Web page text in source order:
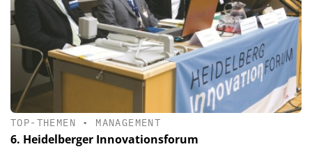
TOP-THEMEN • MANAGEMENT
6. Heidelberger Innovationsforum